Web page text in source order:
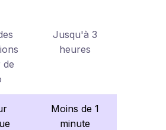
de
Jusqu'à 3
heures
Moins de 1
minute